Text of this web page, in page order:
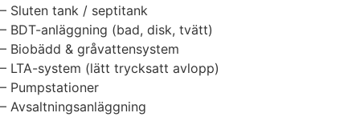
– Sluten tank / septitank
– BDT-anläggning (bad, disk, tvätt)
– Biobädd & gråvattensystem
– LTA-system (lätt trycksatt avlopp)
– Pumpstationer
– Avsaltningsanläggning